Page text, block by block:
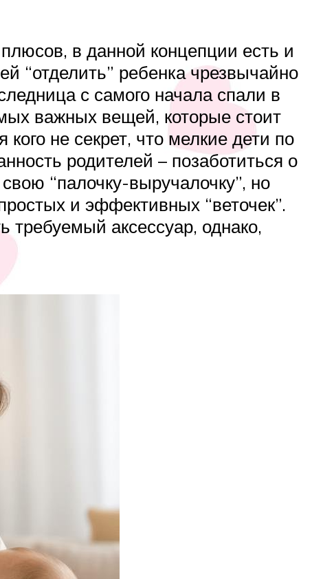
в данной концепции есть и
“отделить” ребенка чрезвычайно
с самого начала спали в
важных вещей, которые стоит
не секрет, что мелкие дети по
родителей – позаботиться о
“палочку-выручалочку”, но
и эффективных “веточек”.
требуемый аксессуар, однако,